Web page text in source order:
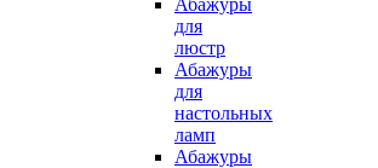
Абажуры
для
люстр
Абажуры
для
настольных
ламп
Абажуры